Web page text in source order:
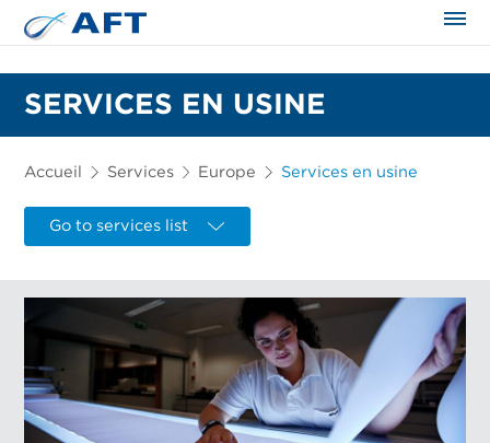
SERVICES EN USINE
Accueil Services Europe Services en usine
Go to services list